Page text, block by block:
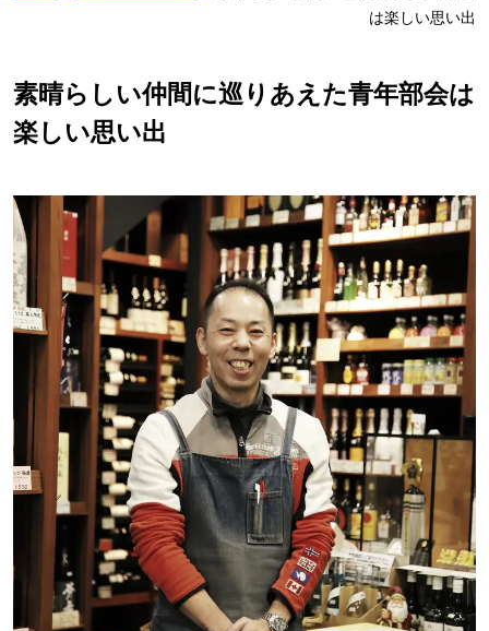
は楽しい思い出
素晴らしい仲間に巡りあえた青年部会は
楽しい思い出